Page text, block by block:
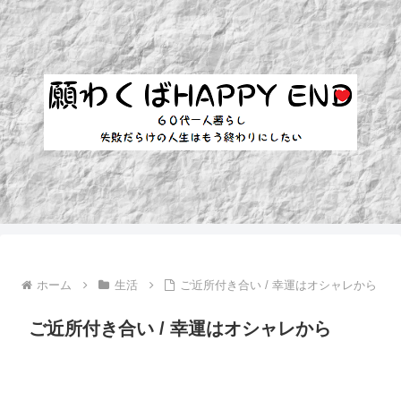
ホーム 生活 ご近所付き合い / 幸運はオシャレから
ご近所付き合い / 幸運はオシャレから